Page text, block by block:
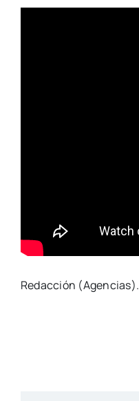
Redacción (Agencias).